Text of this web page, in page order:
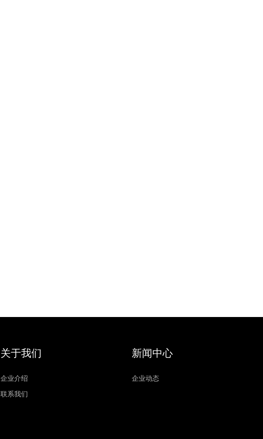
关于我们
企业介绍
联系我们
新闻中心
企业动态